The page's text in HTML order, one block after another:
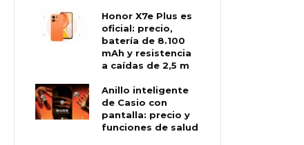
Honor X7e Plus es
oficial: precio,
batería de 8.100
mAh y resistencia
a caídas de 2,5 m
Anillo inteligente
de Casio con
pantalla: precio y
funciones de salud